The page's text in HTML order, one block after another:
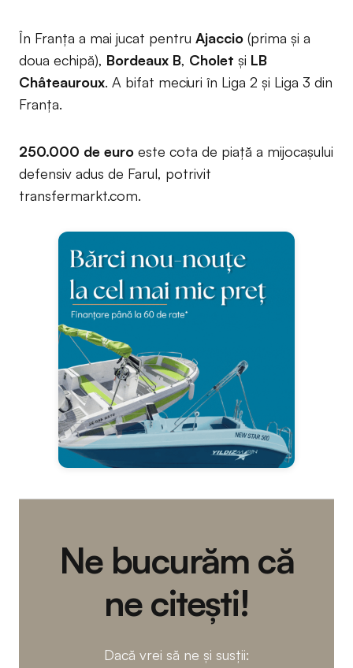
În Franța a mai jucat pentru Ajaccio (prima și a
doua echipă), Bordeaux B, Cholet și LB
Châteauroux. A bifat meciuri în Liga 2 și Liga 3 din
Franța.
250.000 de euro este cota de piață a mijocașului
defensiv adus de Farul, potrivit
transfermarkt.com.
Ne bucurăm că
ne citești!
Dacă vrei să ne și susții: